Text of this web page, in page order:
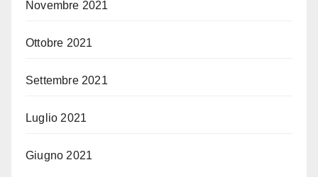
Novembre 2021
Ottobre 2021
Settembre 2021
Luglio 2021
Giugno 2021